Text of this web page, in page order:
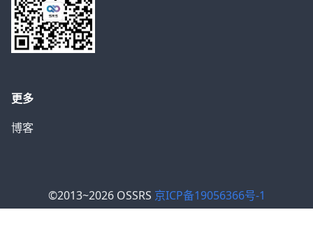
更多
博客
©2013~2026 OSSRS 京ICP备19056366号-1